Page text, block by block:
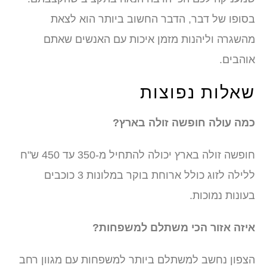
בסופו של דבר, הדבר החשוב ביותר הוא לצאת
מהשגרה וליהנות מזמן איכות עם האנשים שאתם
אוהבים.
שאלות נפוצות
כמה עולה חופשה זולה בארץ?
חופשה זולה בארץ יכולה להתחיל מ-350 עד 450 ש"ח
ללילה לזוג כולל ארוחת בוקר במלונות 3 כוכבים
בעונות נמוכות.
איזה אזור הכי משתלם למשפחות?
הצפון נחשב למשתלם ביותר למשפחות עם מגוון רחב